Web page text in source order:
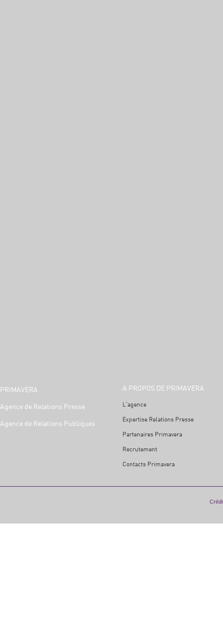
PRIMAVERA
Agence de Relations Presse
Agence de Relations Publiques
A PROPOS DE PRIMAVERA
L'agence
Expertise Relations Presse
Partenaires Primavera
Recrutement
Contacts Primavera